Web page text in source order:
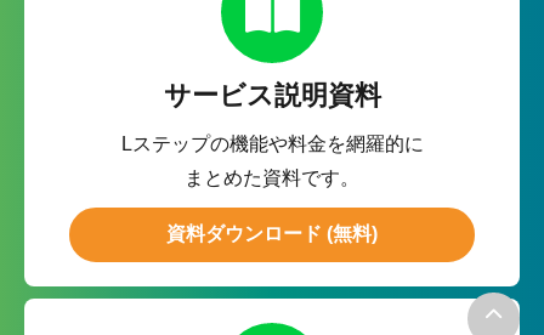
サービス説明資料
Lステップの機能や料金を網羅的に
まとめた資料です。
資料ダウンロード (無料)